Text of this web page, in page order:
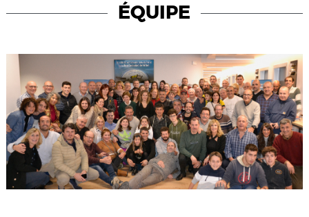
ÉQUIPE